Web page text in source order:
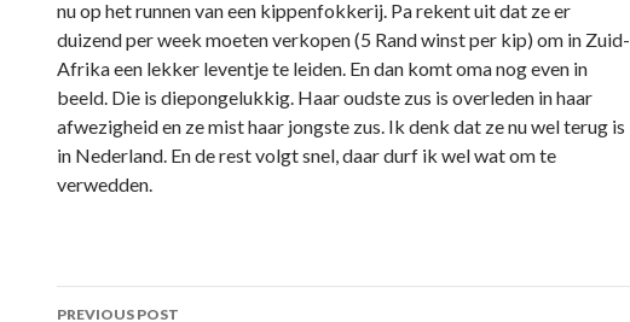
nu op het runnen van een kippenfokkerij. Pa rekent uit dat ze er
duizend per week moeten verkopen (5 Rand winst per kip) om in Zuid-
Afrika een lekker leventje te leiden. En dan komt oma nog even in
beeld. Die is diepongelukkig. Haar oudste zus is overleden in haar
afwezigheid en ze mist haar jongste zus. Ik denk dat ze nu wel terug is
in Nederland. En de rest volgt snel, daar durf ik wel wat om te
verwedden.
Post
PREVIOUS POST